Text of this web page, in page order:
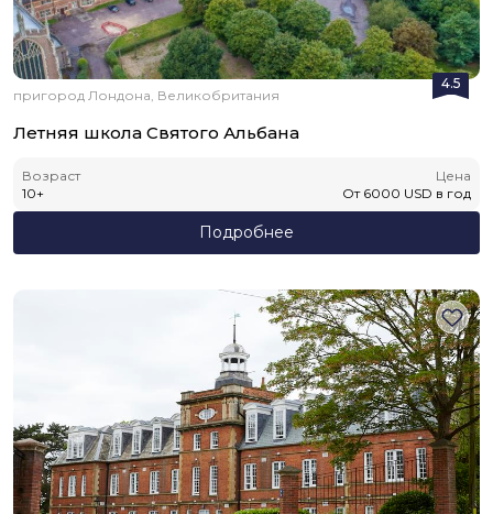
4.5
пригород Лондона, Великобритания
Летняя школа Святого Альбана
Возраст
10+
Цена
От 6000 USD в год
Подробнее